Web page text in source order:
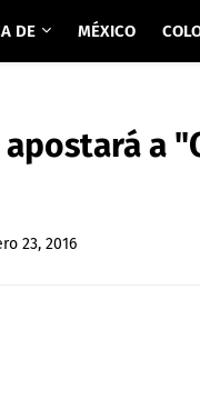
DE MÉXICO
apostará a
23, 2016